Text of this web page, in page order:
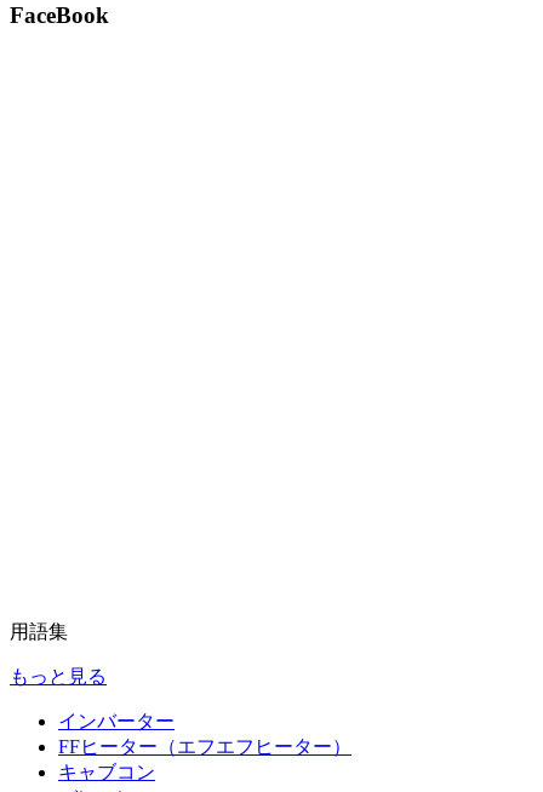
FaceBook
用語集
もっと見る
インバーター
FFヒーター（エフエフヒーター）
キャブコン